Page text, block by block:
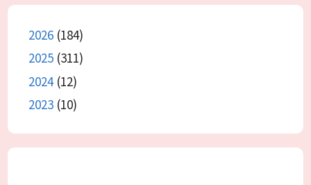
2026 (184)
2025 (311)
2024(12)
2023 (10)